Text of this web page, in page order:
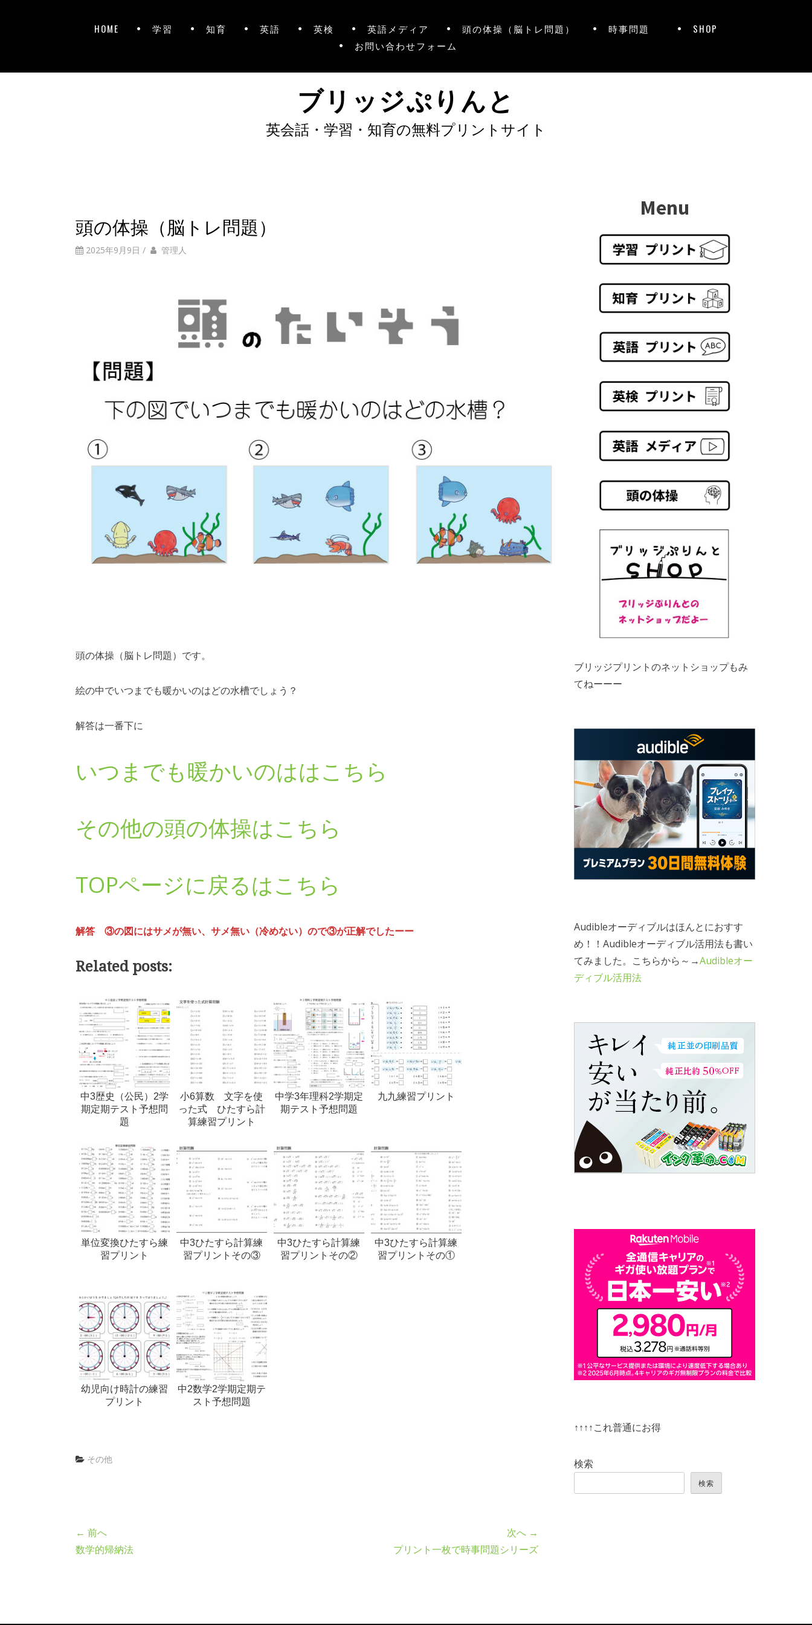
HOME 学習 知育 英語 英検 英語メディア 頭の体操（脳トレ問題） 時事問題
SHOP
お問い合わせフォーム
ブリッジぷりんと
英会話・学習・知育の無料プリントサイト
頭の体操（脳トレ問題）
2025年9月9日 / 管理人
頭の体操（脳トレ問題）です。
絵の中でいつまでも暖かいのはどの水槽でしょう？
解答は一番下に
いつまでも暖かいのははこちら
その他の頭の体操はこちら
TOPページに戻るはこちら
解答 ③の図にはサメが無い、サメ無い（冷めない）ので③が正解でしたーー
Related posts:
中3歴史（公民）2学
期定期テスト予想問
題
小6算数 文字を使
った式 ひたすら計
算練習プリント
中学3年理科2学期定
期テスト予想問題
九九練習プリント
単位変換ひたすら練
習プリント
中3ひたすら計算練
習プリントその③
中3ひたすら計算練
習プリントその②
中3ひたすら計算練
習プリントその①
幼児向け時計の練習
プリント
中2数学2学期定期テ
スト予想問題
その他
← 前へ
数学的帰納法
次へ →
プリント一枚で時事問題シリーズ
Menu
ブリッジプリントのネットショップもみ
てねーーー
Audibleオーディブルはほんとにおすす
め！！Audibleオーディブル活用法も書い
てみました。こちらから～→Audibleオー
ディブル活用法
↑↑↑↑これ普通にお得
検索
検索